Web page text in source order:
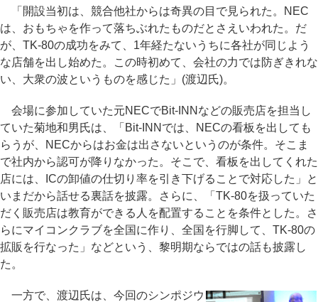
「開設当初は、競合他社からは奇異の目で見られた。NEC
は、おもちゃを作って落ちぶれたものだとさえいわれた。だ
が、TK-80の成功をみて、1年経たないうちに各社が同じよう
な店舗を出し始めた。この時初めて、会社の力では防ぎきれな
い、大衆の波というものを感じた」(渡辺氏)。
会場に参加していた元NECでBit-INNなどの販売店を担当し
ていた菊地和男氏は、「Bit-INNでは、NECの看板を出しても
らうが、NECからはお金は出さないというのが条件。そこま
で社内から認可が降りなかった。そこで、看板を出してくれた
店には、ICの卸値の仕切り率を引き下げることで対応した」と
いまだから話せる裏話を披露。さらに、「TK-80を扱っていた
だく販売店は教育ができる人を配置することを条件とした。さ
らにマイコンクラブを全国に作り、全国を行脚して、TK-80の
拡販を行なった」などという、黎明期ならではの話も披露し
た。
一方で、渡辺氏は、今回のシンポジウ